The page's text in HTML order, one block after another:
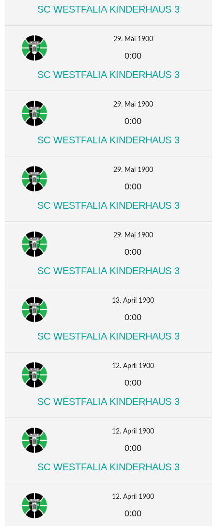
SC WESTFALIA KINDERHAUS 3
29. Mai 1900
0:00
SC WESTFALIA KINDERHAUS 3
29. Mai 1900
0:00
SC WESTFALIA KINDERHAUS 3
29. Mai 1900
0:00
SC WESTFALIA KINDERHAUS 3
29. Mai 1900
0:00
SC WESTFALIA KINDERHAUS 3
13. April 1900
0:00
SC WESTFALIA KINDERHAUS 3
12. April 1900
0:00
SC WESTFALIA KINDERHAUS 3
12. April 1900
0:00
SC WESTFALIA KINDERHAUS 3
12. April 1900
0:00